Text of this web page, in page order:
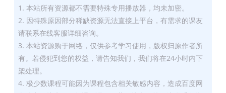
1. 本站所有资源都不需要特殊专用播放器，均未加密。
2. 因特殊原因部分稀缺资源无法直接上平台，有需求的课友
请联系在线客服详细咨询。
3. 本站资源购于网络，仅供参考学习使用，版权归原作者所
有。若侵犯到您的权益，请告知我们，我们将在24小时内下
架处理。
4. 极少数课程可能因为课程包含相关敏感内容，造成百度网